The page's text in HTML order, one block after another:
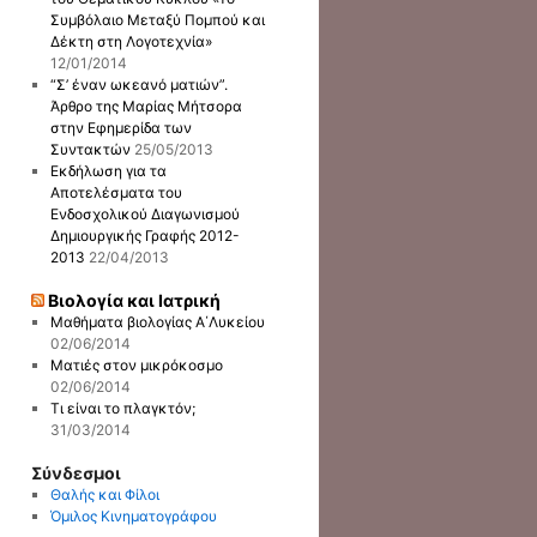
Συμβόλαιο Μεταξύ Πομπού και
Δέκτη στη Λογοτεχνία»
12/01/2014
“Σ’ έναν ωκεανό ματιών”.
Άρθρο της Μαρίας Μήτσορα
στην Εφημερίδα των
Συντακτών 25/05/2013
Εκδήλωση για τα
Αποτελέσματα του
Ενδοσχολικού Διαγωνισμού
Δημιουργικής Γραφής 2012-
2013 22/04/2013
Βιολογία και Ιατρική
Μαθήματα βιολογίας Α΄Λυκείου
02/06/2014
Ματιές στον μικρόκοσμο
02/06/2014
Τι είναι το πλαγκτόν;
31/03/2014
Σύνδεσμοι
Θαλής και Φίλοι
Όμιλος Κινηματογράφου